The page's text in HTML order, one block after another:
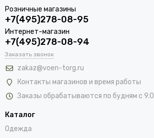
Розничные магазины
+7(495)278-08-95
Интернет-магазин
+7(495)278-08-94
Заказать звонок
zakaz@voen-torg.ru
Контакты магазинов и время работы
Заказы обрабатываются по будням с
Каталог
Одежда